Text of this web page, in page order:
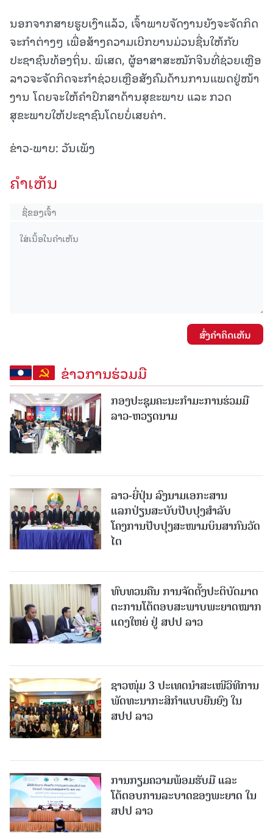
ນອກຈາກສາຍຮູບເງົາແລ້ວ, ເຈົ້າພາບຈັດງານຍັງຈະຈັດກິດ
ຈະກຳຕ່າງໆ ເພື່ອສ້າງຄວາມເບີກບານມ່ວນຊື່ນໃຫ້ກັບ
ປະຊາຊົນທ້ອງຖິ່ນ. ພິເສດ, ຜູ້ອາສາສະໝັກຈີນທີ່ຊ່ວຍເຫຼືອ
ລາວຈະຈັດກິດຈະກຳຊ່ວຍເຫຼືອສັງຄົມດ້ານການແພດຢູ່ໜ້າ
ງານ ໂດຍຈະໃຫ້ຄຳປຶກສາດ້ານສຸຂະພາບ ແລະ ກວດ
ສຸຂະພາບໃຫ້ປະຊາຊົນໂດຍບໍ່ເສຍຄ່າ.
ຂ່າວ-ພາບ: ວັນເພັງ
ຄໍາເຫັນ
ສົ່ງຄໍາຄິດເຫັນ
ຂ່າວການຮ່ວມມື
ກອງປະຊຸມຄະນະກຳມະການຮ່ວມມື
ລາວ-ຫວຽດນາມ
ລາວ-ຍີ່ປຸ່ນ ລົງນາມເອກະສານ
ແລກປ່ຽນສະບັບປັບປຸງສໍາລັບ
ໂຄງການປັບປຸງສະໜາມບິນສາກົນວັດ
ໄຕ
ທົບທວນຄືນ ການຈັດຕັ້ງປະຕິບັດມາດ
ຕະການໂຕ້ຕອບສະພາບພະຍາດໝາກ
ແດງໃຫຍ່ ຢູ່ ສປປ ລາວ
ຊາວໜຸ່ມ 3 ປະເທດນຳສະເໜີວິທີການ
ພັດທະນາກະສິກຳແບບຍືນຍົງ ໃນ
ສປປ ລາວ
ການກຽມຄວາມພ້ອມຮັບມື ແລະ
ໂຕ້ຕອບການລະບາດຂອງພະຍາດ ໃນ
ສປປ ລາວ